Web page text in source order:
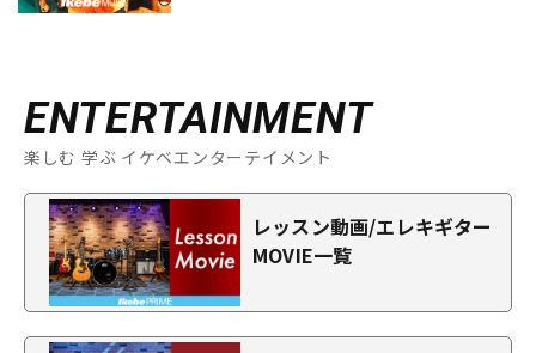
ENTERTAINMENT
楽しむ 学ぶ イケベエンターテイメント
レッスン動画/エレキギター
MOVIE一覧